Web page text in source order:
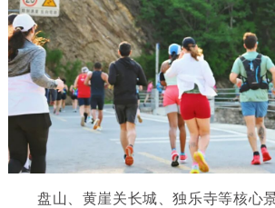
盘山、黄崖关长城、独乐寺等核心